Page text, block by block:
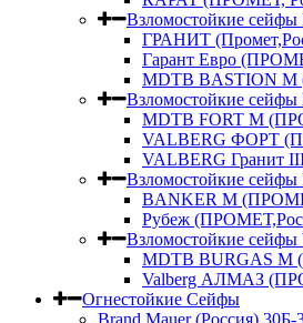
Взломостойкие сейфы
ГРАНИТ
Гарант Евро
MDTB BASTION
Взломостойкие сейфы
MDTB FORT M
VALBERG ФОРТ
VALBERG Гранит
Взломостойкие сейфы
BANKER M
Рубеж
Взломостойкие сейфы
MDTB BURGAS M
Valberg АЛМАЗ
Огнестойкие Сейфы
Brand Mauer (Россия) 30Б-